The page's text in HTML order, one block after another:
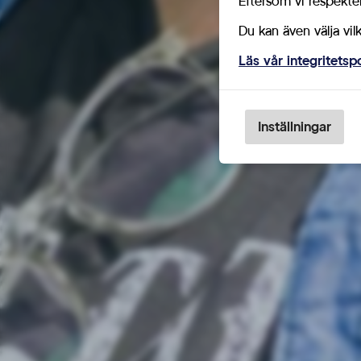
Valfolder SD Region Västmanland
Lör 11/7 – 2026
Du kan även välja
Läs vår
Inställningar